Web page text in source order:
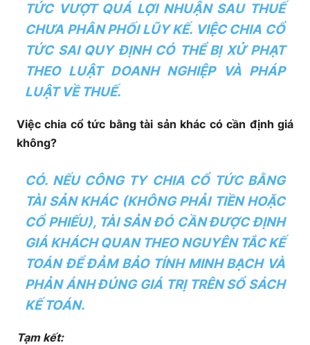
TỨC VƯỢT QUÁ LỢI NHUẬN SAU THUẾ
CHƯA PHÂN PHỐI LŨY KẾ. VIỆC CHIA CỔ
TỨC SAI QUY ĐỊNH CÓ THỂ BỊ XỬ PHẠT
THEO LUẬT DOANH NGHIỆP VÀ PHÁP
LUẬT VỀ THUẾ.
Việc chia cổ tức bằng tài sản khác có cần định giá
không?
CÓ. NẾU CÔNG TY CHIA CỔ TỨC BẰNG
TÀI SẢN KHÁC (KHÔNG PHẢI TIỀN HOẶC
CỔ PHIẾU), TÀI SẢN ĐÓ CẦN ĐƯỢC ĐỊNH
GIÁ KHÁCH QUAN THEO NGUYÊN TẮC KẾ
TOÁN ĐỂ ĐẢM BẢO TÍNH MINH BẠCH VÀ
PHẢN ÁNH ĐÚNG GIÁ TRỊ TRÊN SỔ SÁCH
KẾ TOÁN.
Tạm kết: